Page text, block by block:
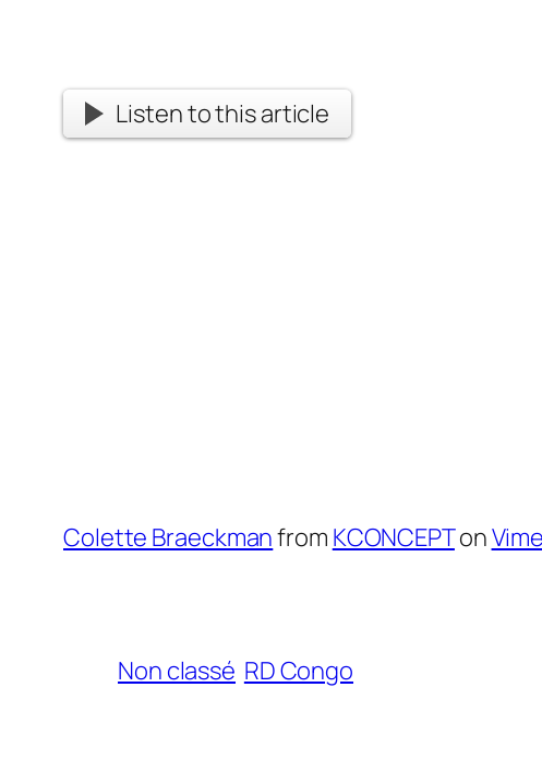
Listen to this article
Colette Braeckmanfrom KCONCEPTon
Non classé RD Congo